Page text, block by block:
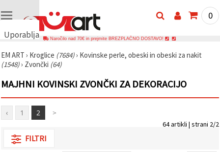
Uporabljamo
🍪
Uporabljamo
podobne
tehnologije,
da
zagotovimo
pravilno
delovanje
mesta,
izboljšamo
0
Naročilo nad 70€ in prejmite BREZPLAČNO DOSTAVO!
EM ART › Kroglice (7684)› Kovinske perle, obeski in obeski za nakit
(1548)› Zvončki (64)
MAJHNI KOVINSKI ZVONČKI ZA DEKORACIJO
‹ 1 2 >
64 artikli | strani 2/2
FILTRI